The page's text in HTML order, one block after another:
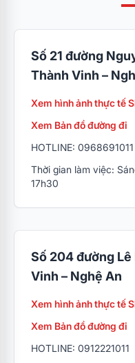
Số 21 đường
Thành Vinh –
Xem hình ảnh thực tế
Xem Bản đồ đường đi
HOTLINE: 0968691011
Thời gian làm việc:
17h30
Số 204 đường Lê
Vinh – Nghệ An
Xem hình ảnh thực tế
Xem Bản đồ đường đi
HOTLINE: 0912221011